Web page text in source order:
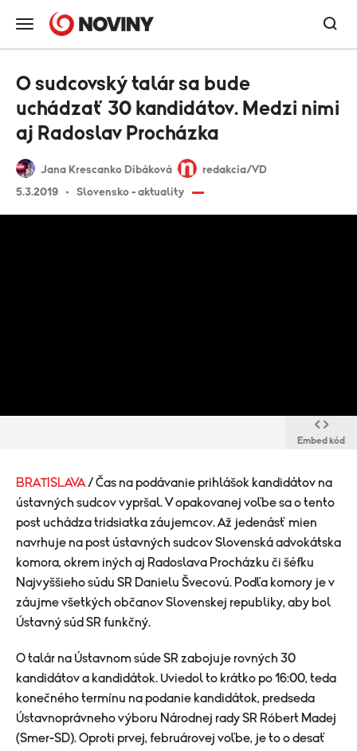
Jana Krescanko Dibáková
redakcia/VD
5.3.2019
Slovensko - aktuality
O sudcovský talár sa bude
uchádzať 30 kandidátov. Medzi nimi
aj Radoslav Procházka
Embed kód
BRATISLAVA / Čas na podávanie prihlášok kandidátov na
ústavných sudcov vypršal. V opakovanej voľbe sa o tento
post uchádza tridsiatka záujemcov. Až jedenásť mien
navrhuje na post ústavných sudcov Slovenská advokátska
komora, okrem iných aj Radoslava Procházku či šéfku
Najvyššieho súdu SR Danielu Švecovú. Podľa komory je v
záujme všetkých občanov Slovenskej republiky, aby bol
Ústavný súd SR funkčný.
O talár na Ústavnom súde SR zabojuje rovných 30
kandidátov a kandidátok. Uviedol to krátko po 16:00, teda
konečného termínu na podanie kandidátok, predseda
Ústavnoprávneho výboru Národnej rady SR Róbert Madej
(Smer-SD). Oproti prvej, februárovej voľbe, je to o desať